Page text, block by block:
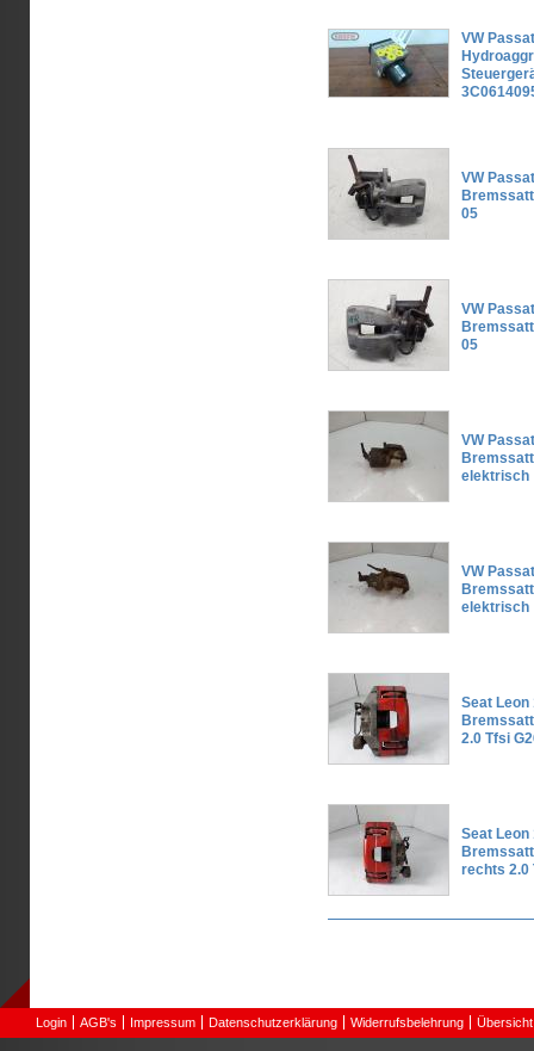
VW
VW
05
VW
05
VW
elektrisch
VW
elektrisch
Seat Leon
2.0 Tfsi
Seat Leon
rechts 2.0
Login AGB's Impressum Datenschutzerklärung Widerrufsbelehrung